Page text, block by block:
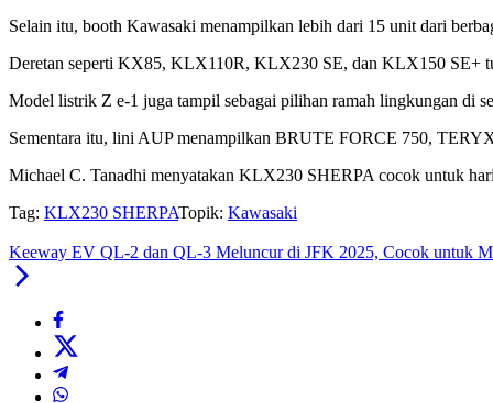
Selain itu, booth Kawasaki menampilkan lebih dari 15 unit dari
Deretan seperti KX85, KLX110R, KLX230 SE, dan KLX150 SE+
Model listrik Z e-1 juga tampil sebagai pilihan ramah lingkungan di
Sementara itu, lini AUP menampilkan BRUTE FORCE 750,
Michael C. Tanadhi menyatakan KLX230 SHERPA cocok untuk
Tag: KLX230 SHERPATopik: Kawasaki
Keeway EV QL-2 dan QL-3 Meluncur di JFK 2025, Cocok untuk